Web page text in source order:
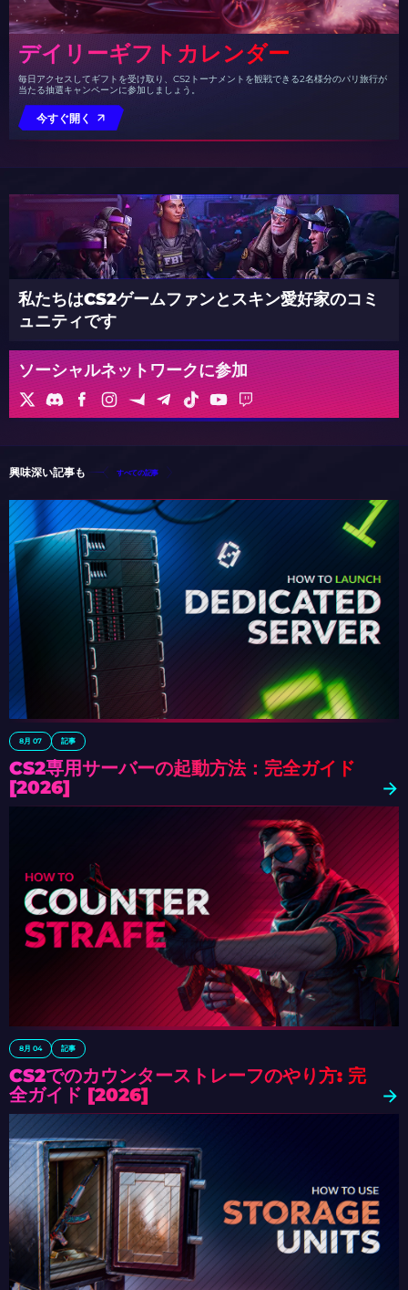
デイリーギフトカレンダー
毎日アクセスしてギフトを受け取り、CS2トーナメントを観戦できる2名様分のパリ旅行が
当たる抽選キャンペーンに参加しましょう。
今すぐ開く
私たちはCS2ゲームファンとスキン愛好家のコミ
ュニティです
ソーシャルネットワークに参加
興味深い記事も すべての記事
8月 07 記事
CS2専用サーバーの起動方法：完全ガイド
[2026]
8月 04 記事
CS2でのカウンターストレーフのやり方: 完
全ガイド [2026]